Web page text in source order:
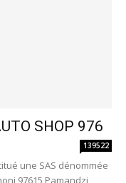
SHOP 976
139522
une SAS dénommée